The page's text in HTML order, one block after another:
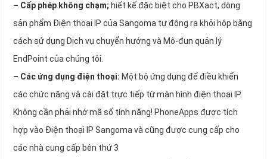
– Cấp phép không chạm; hiết kế đặc biệt cho PBXact, dòng
sản phẩm Điện thoại IP của Sangoma tự động ra khỏi hộp bằng
cách sử dụng Dịch vụ chuyển hướng và Mô-đun quản lý
EndPoint của chúng tôi.
– Các ứng dụng điện thoại: Một bộ ứng dụng để điều khiển
các chức năng và cài đặt trực tiếp từ màn hình điện thoại IP.
Không cần phải nhớ mã số tính năng! PhoneApps được tích
hợp vào Điện thoại IP Sangoma và cũng được cung cấp cho
các nhà cung cấp bên thứ 3